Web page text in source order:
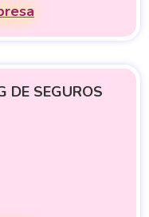
DE SEGUROS